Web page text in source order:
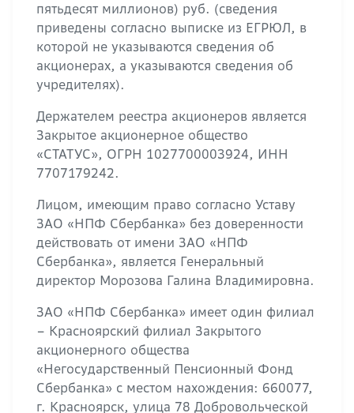
пятьдесят миллионов) руб. (сведения
приведены согласно выписке из ЕГРЮЛ, в
которой не указываются сведения об
акционерах, а указываются сведения об
учредителях).
Держателем реестра акционеров является
Закрытое акционерное общество
«СТАТУС», ОГРН 1027700003924, ИНН
7707179242.
Лицом, имеющим право согласно Уставу
ЗАО «НПФ Сбербанка» без доверенности
действовать от имени ЗАО «НПФ
Сбербанка», является Генеральный
директор Морозова Галина Владимировна.
ЗАО «НПФ Сбербанка» имеет один филиал
– Красноярский филиал Закрытого
акционерного общества
«Негосударственный Пенсионный Фонд
Сбербанка» с местом нахождения: 660077,
г. Красноярск, улица 78 Добровольческой